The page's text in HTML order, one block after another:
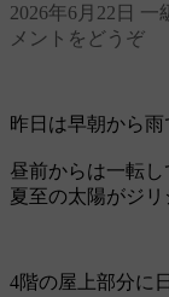
2026年6月22日 一
メントをどうぞ
昨日は早朝から雨
昼前からは一転し
夏至の太陽がジリ
4階の屋上部分に